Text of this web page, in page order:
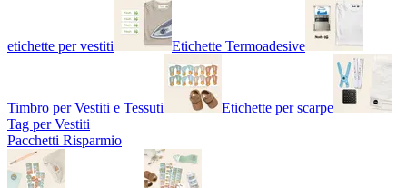
etichette per vestiti Etichette Termoadesive
Timbro per Vestiti e Tessuti
Etichette per scarpe
Tag per Vestiti
Pacchetti Risparmio